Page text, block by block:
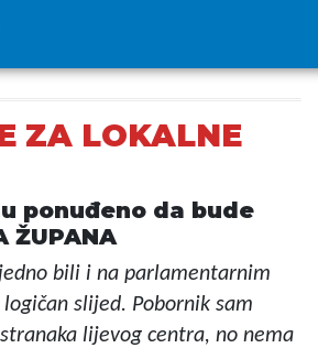
ZA LOKALNE
ponuđeno da bude
ŽUPANA
bili i na parlamentarnim
slijed. Pobornik sam
lijevog centra, no nema